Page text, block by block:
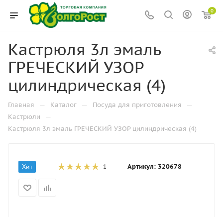
0
Кастрюля 3л эмаль
ГРЕЧЕСКИЙ УЗОР
цилиндрическая (4)
Главная — Каталог — Посуда для приготовления —
Кастрюли —
Кастрюля 3л эмаль ГРЕЧЕСКИЙ УЗОР цилиндрическая (4)
Хит 1 Артикул: 320678